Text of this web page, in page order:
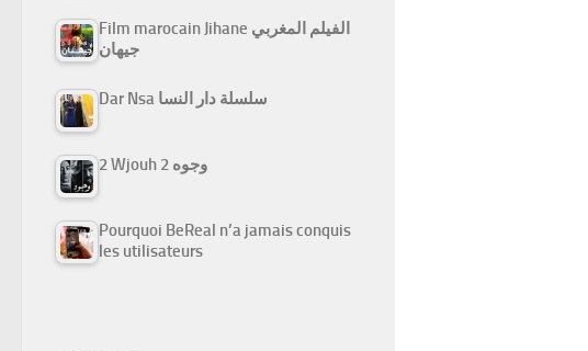
Film marocain Jihane الفيلم المغربي
جيهان
Dar Nsa سلسلة دار النسا
2 Wjouh 2 وجوه
Pourquoi BeReal n’a jamais conquis
les utilisateurs